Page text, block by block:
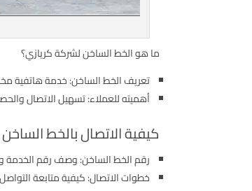
ما هو الخط الساخن لشركة كريازي؟
تعريف الخط الساخن: خدمة هاتفية
أهميته للعملاء: تسهيل الاتصال
كيفية الاتصال بالخط الساخن
رقم الخط الساخن: وصف رقم الخدمة
خطوات الاتصال: كيفية متابعة